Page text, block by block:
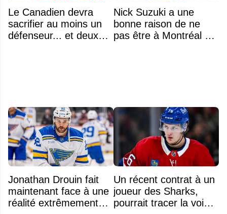
Le Canadien devra
sacrifier au moins un
défenseur... et deux
Nick Suzuki a une
bonne raison de ne
pas être à Montréal cet
Jonathan Drouin fait
maintenant face à une
réalité extrêmement
Un récent contrat à un
joueur des Sharks,
pourrait tracer la voie à